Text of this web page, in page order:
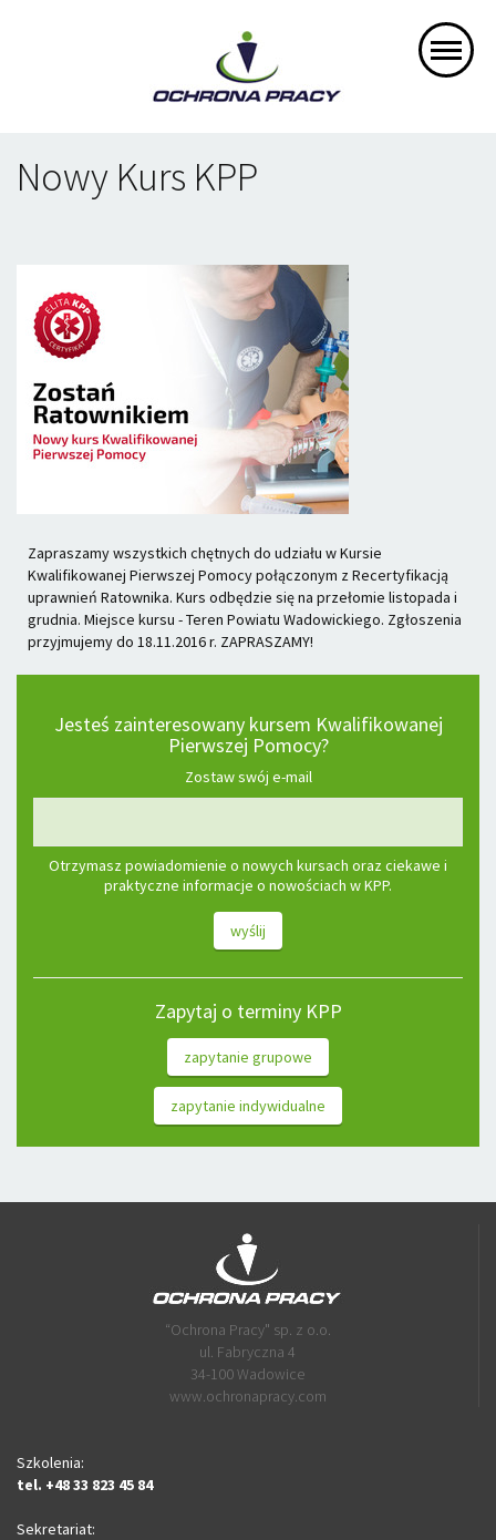
Nowy Kurs KPP
Zapraszamy wszystkich chętnych do udziału w Kursie
Kwalifikowanej Pierwszej Pomocy połączonym z Recertyfikacją
uprawnień Ratownika. Kurs odbędzie się na przełomie listopada i
grudnia. Miejsce kursu - Teren Powiatu Wadowickiego. Zgłoszenia
przyjmujemy do 18.11.2016 r. ZAPRASZAMY!
Jesteś zainteresowany kursem Kwalifikowanej
Pierwszej Pomocy?
Zostaw swój e-mail
Otrzymasz powiadomienie o nowych kursach oraz ciekawe i
praktyczne informacje o nowościach w KPP.
wyślij
Zapytaj o terminy KPP
zapytanie grupowe
zapytanie indywidualne
“Ochrona Pracy" sp. z o.o.
ul. Fabryczna 4
34-100 Wadowice
www.ochronapracy.com
Szkolenia:
tel. +48 33 823 45 84
Sekretariat: